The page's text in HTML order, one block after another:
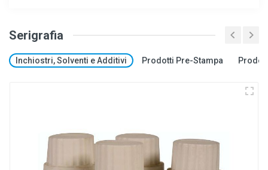
Serigrafia
Inchiostri, Solventi e Additivi Prodotti Pre-Stampa